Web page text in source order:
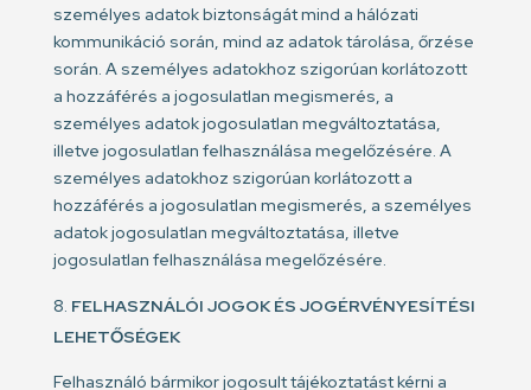
személyes adatok biztonságát mind a hálózati
kommunikáció során, mind az adatok tárolása, őrzése
során. A személyes adatokhoz szigorúan korlátozott
a hozzáférés a jogosulatlan megismerés, a
személyes adatok jogosulatlan megváltoztatása,
illetve jogosulatlan felhasználása megelőzésére. A
személyes adatokhoz szigorúan korlátozott a
hozzáférés a jogosulatlan megismerés, a személyes
adatok jogosulatlan megváltoztatása, illetve
jogosulatlan felhasználása megelőzésére.
FELHASZNÁLÓI JOGOK ÉS JOGÉRVÉNYESÍTÉSI
LEHETŐSÉGEK
Felhasználó bármikor jogosult tájékoztatást kérni a